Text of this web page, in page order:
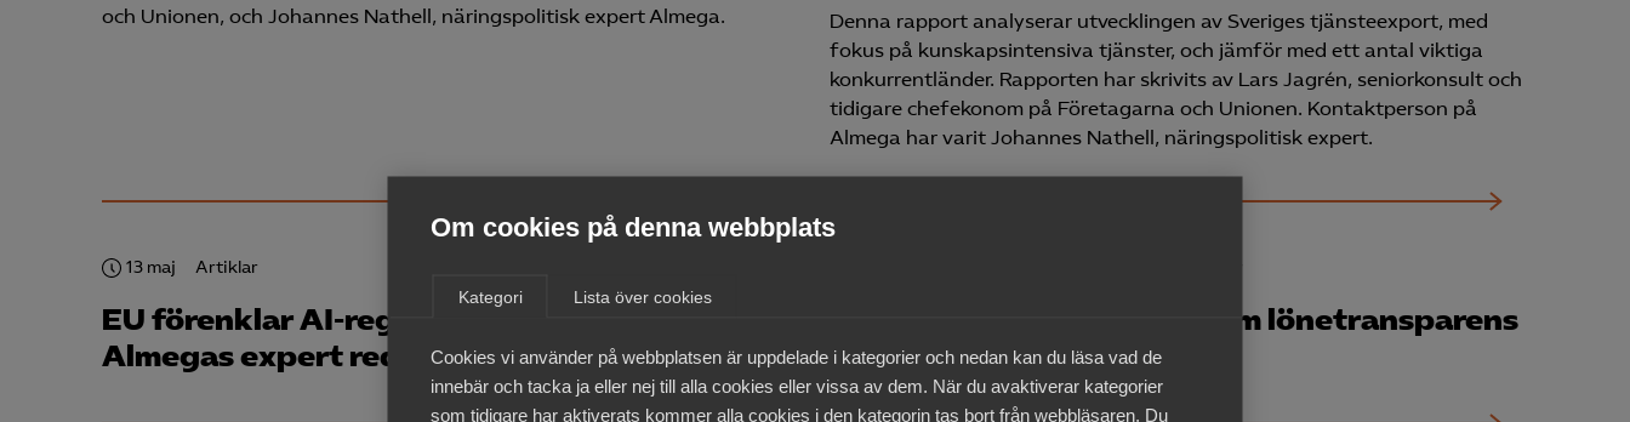
Om cookies på denna webbplats
Kategori Lista över cookies
Cookies vi använder på webbplatsen är uppdelade i kategorier och nedan kan du läsa vad de
innebär och tacka ja eller nej till alla cookies eller vissa av dem. När du avaktiverar kategorier
som tidigare har aktiverats kommer alla cookies i den kategorin tas bort från webbläsaren. Du
och Unionen, och Johannes Nathell, näringspolitisk expert Almega.
Denna rapport analyserar utvecklingen av Sveriges tjänsteexport, med
fokus på kunskapsintensiva tjänster, och jämför med ett antal viktiga
konkurrentländer. Rapporten har skrivits av Lars Jagrén, seniorkonsult och
tidigare chefekonom på Företagarna och Unionen. Kontaktperson på
Almega har varit Johannes Nathell, näringspolitisk expert.
13 maj Artiklar
EU förenklar AI-reglerna –
Almegas expert reder ut
stoppas de vid gränsen
Reglerna om lönetransparens
skjuts upp